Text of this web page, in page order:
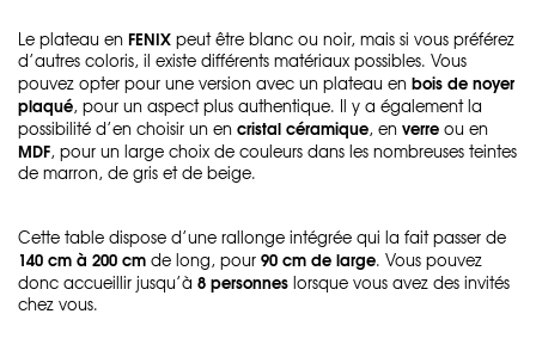
Le plateau en FENIX peut être blanc ou noir, mais si vous préférez
d’autres coloris, il existe différents matériaux possibles. Vous
pouvez opter pour une version avec un plateau en bois de noyer
plaqué, pour un aspect plus authentique. Il y a également la
possibilité d’en choisir un en cristal céramique, en verre ou en
MDF, pour un large choix de couleurs dans les nombreuses teintes
de marron, de gris et de beige.
Cette table dispose d’une rallonge intégrée qui la fait passer de
140 cm à 200 cm de long, pour 90 cm de large. Vous pouvez
donc accueillir jusqu’à 8 personnes lorsque vous avez des invités
chez vous.